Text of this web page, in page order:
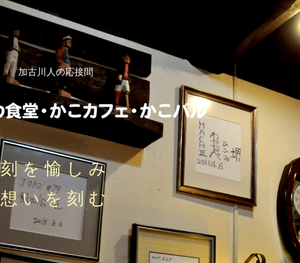
加古川人の応接間
刻を愉しみ
想いを刻む